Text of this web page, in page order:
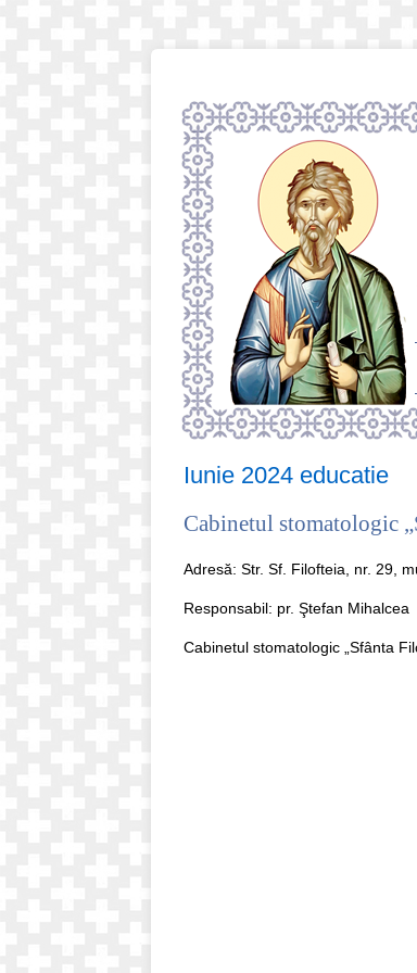
Iunie 2024 educatie
Cabinetul stomatologic
Adresă: Str. Sf. Filofteia, nr. 29,
Responsabil: pr. Ştefan Mihalcea
Cabinetul stomatologic „Sfânta